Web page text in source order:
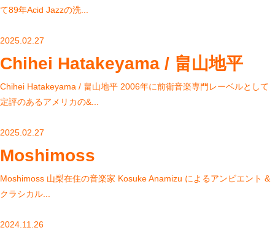
て89年Acid Jazzの洗...
2025.02.27
Chihei Hatakeyama / 畠山地平
Chihei Hatakeyama / 畠山地平 2006年に前衛音楽専門レーベルとして
定評のあるアメリカの&...
2025.02.27
Moshimoss
Moshimoss 山梨在住の音楽家 Kosuke Anamizu によるアンビエント &
クラシカル...
2024.11.26